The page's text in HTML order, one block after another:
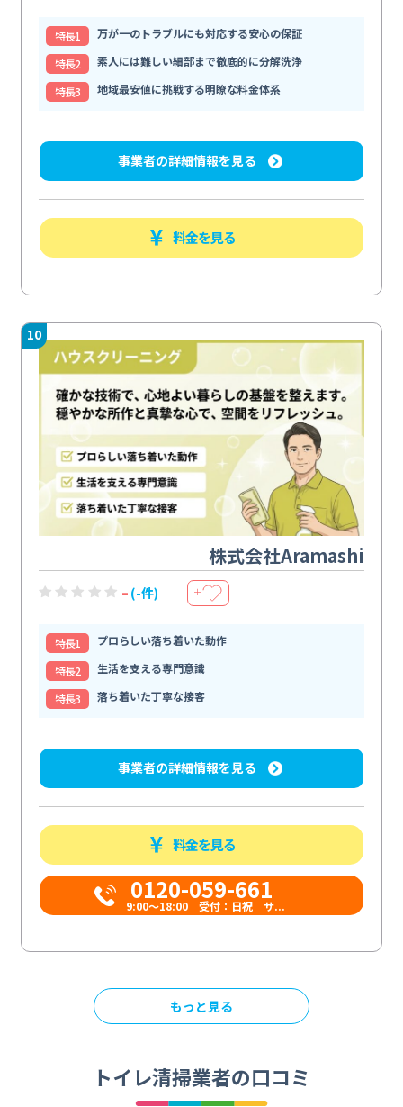
特⻑1
万が一のトラブルにも対応する安心の保証
特⻑2
素人には難しい細部まで徹底的に分解洗浄
特⻑3
地域最安値に挑戦する明瞭な料金体系
事業者の詳細情報を見る
料金を見る
10
株式会社Aramashi
- (-件) ＋
特⻑1
プロらしい落ち着いた動作
特⻑2
生活を支える専門意識
特⻑3
落ち着いた丁寧な接客
事業者の詳細情報を見る
料金を見る
0120-059-661
9:00〜18:00 受付：日祝 サ...
もっと見る
トイレ清掃業者の口コミ